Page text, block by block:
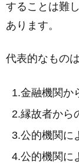
することは難
あります。
代表的なもの
金融機関か
縁故者から
公的機関に
公的機関に